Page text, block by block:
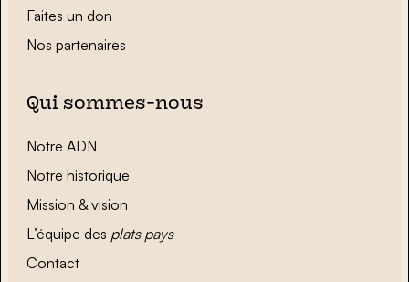
Faites un don
Nos partenaires
Qui sommes-nous
Notre ADN
Notre historique
Mission & vision
L’équipe des plats pays
Contact